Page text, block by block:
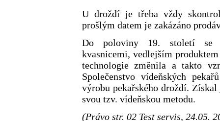
U droždí je třeba vždy
prošlým datem je zakázáno
Do poloviny 19. století se
kvasnicemi, vedlejším
technologie změnila a takto
Společenstvo vídeňských
výrobu pekařského droždí.
svou tzv. vídeňskou metodu.
(Právo str. 02 Test servis, 24.05.